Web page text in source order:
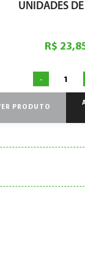
UNIDADES
R$
-
PRODUTO